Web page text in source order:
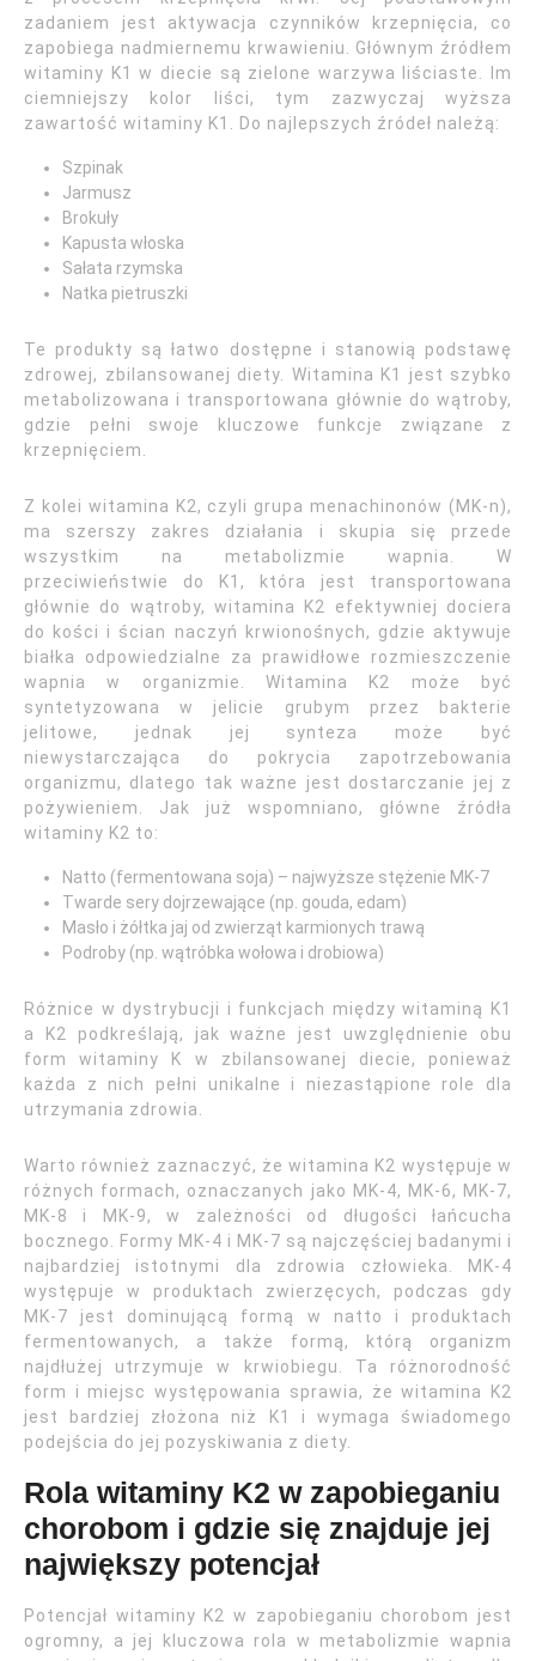
zadaniem jest aktywacja czynników krzepnięcia, co
zapobiega nadmiernemu krwawieniu. Głównym źródłem
witaminy K1 w diecie są zielone warzywa liściaste. Im
ciemniejszy kolor liści, tym zazwyczaj wyższa
zawartość witaminy K1. Do najlepszych źródeł należą:
Szpinak
Jarmusz
Brokuły
Kapusta włoska
Sałata rzymska
Natka pietruszki
Te produkty są łatwo dostępne i stanowią podstawę
zdrowej, zbilansowanej diety. Witamina K1 jest szybko
metabolizowana i transportowana głównie do wątroby,
gdzie pełni swoje kluczowe funkcje związane z
krzepnięciem.
Z kolei witamina K2, czyli grupa menachinonów (MK-n),
ma szerszy zakres działania i skupia się przede
wszystkim na metabolizmie wapnia. W
przeciwieństwie do K1, która jest transportowana
głównie do wątroby, witamina K2 efektywniej dociera
do kości i ścian naczyń krwionośnych, gdzie aktywuje
białka odpowiedzialne za prawidłowe rozmieszczenie
wapnia w organizmie. Witamina K2 może być
syntetyzowana w jelicie grubym przez bakterie
jelitowe, jednak jej synteza może być
niewystarczająca do pokrycia zapotrzebowania
organizmu, dlatego tak ważne jest dostarczanie jej z
pożywieniem. Jak już wspomniano, główne źródła
witaminy K2 to:
Natto (fermentowana soja) – najwyższe stężenie MK-7
Twarde sery dojrzewające (np. gouda, edam)
Masło i żółtka jaj od zwierząt karmionych trawą
Podroby (np. wątróbka wołowa i drobiowa)
Różnice w dystrybucji i funkcjach między witaminą K1
a K2 podkreślają, jak ważne jest uwzględnienie obu
form witaminy K w zbilansowanej diecie, ponieważ
każda z nich pełni unikalne i niezastąpione role dla
utrzymania zdrowia.
Warto również zaznaczyć, że witamina K2 występuje w
różnych formach, oznaczanych jako MK-4, MK-6, MK-7,
MK-8 i MK-9, w zależności od długości łańcucha
bocznego. Formy MK-4 i MK-7 są najczęściej badanymi i
najbardziej istotnymi dla zdrowia człowieka. MK-4
występuje w produktach zwierzęcych, podczas gdy
MK-7 jest dominującą formą w natto i produktach
fermentowanych, a także formą, którą organizm
najdłużej utrzymuje w krwiobiegu. Ta różnorodność
form i miejsc występowania sprawia, że witamina K2
jest bardziej złożona niż K1 i wymaga świadomego
podejścia do jej pozyskiwania z diety.
Rola witaminy K2 w zapobieganiu
chorobom i gdzie się znajduje jej
największy potencjał
Potencjał witaminy K2 w zapobieganiu chorobom jest
ogromny, a jej kluczowa rola w metabolizmie wapnia